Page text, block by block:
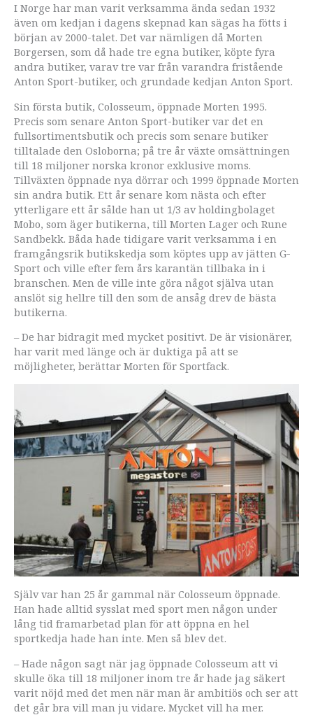
I Norge har man varit verksamma ända sedan 1932
även om kedjan i dagens skepnad kan sägas ha fötts i
början av 2000-talet. Det var nämligen då Morten
Borgersen, som då hade tre egna butiker, köpte fyra
andra butiker, varav tre var från varandra fristående
Anton Sport-butiker, och grundade kedjan Anton Sport.
Sin första butik, Colosseum, öppnade Morten 1995.
Precis som senare Anton Sport-butiker var det en
fullsortimentsbutik och precis som senare butiker
tilltalade den Osloborna; på tre år växte omsättningen
till 18 miljoner norska kronor exklusive moms.
Tillväxten öppnade nya dörrar och 1999 öppnade Morten
sin andra butik. Ett år senare kom nästa och efter
ytterligare ett år sålde han ut 1/3 av holdingbolaget
Mobo, som äger butikerna, till Morten Lager och Rune
Sandbekk. Båda hade tidigare varit verksamma i en
framgångsrik butikskedja som köptes upp av jätten G-
Sport och ville efter fem års karantän tillbaka in i
branschen. Men de ville inte göra något själva utan
anslöt sig hellre till den som de ansåg drev de bästa
butikerna.
– De har bidragit med mycket positivt. De är visionärer,
har varit med länge och är duktiga på att se
möjligheter, berättar Morten för Sportfack.
Själv var han 25 år gammal när Colosseum öppnade.
Han hade alltid sysslat med sport men någon under
lång tid framarbetad plan för att öppna en hel
sportkedja hade han inte. Men så blev det.
– Hade någon sagt när jag öppnade Colosseum att vi
skulle öka till 18 miljoner inom tre år hade jag säkert
varit nöjd med det men när man är ambitiös och ser att
det går bra vill man ju vidare. Mycket vill ha mer.